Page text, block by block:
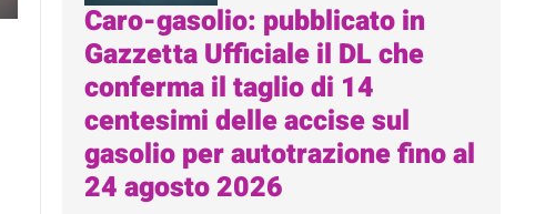
Caro-gasolio: pubblicato in
Gazzetta Ufficiale il DL che
conferma il taglio di 14
centesimi delle accise sul
gasolio per autotrazione fino al
24 agosto 2026